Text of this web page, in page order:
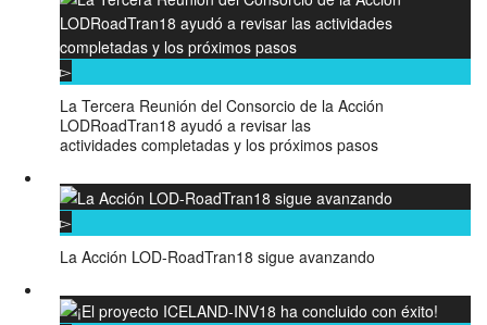
La Tercera Reunión del Consorcio de la Acción
LODRoadTran18 ayudó a revisar las
actividades completadas y los próximos pasos
La Acción LOD-RoadTran18 sigue avanzando